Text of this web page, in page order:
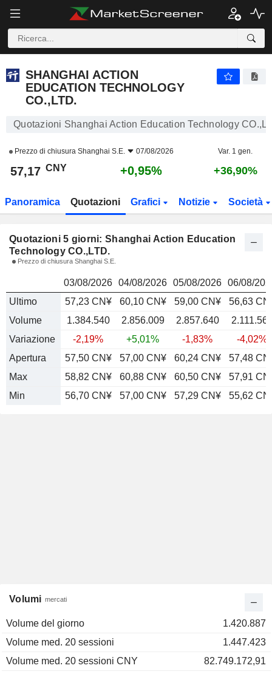
57,17
SHANGHAI ACTION
EDUCATION TECHNOLOGY
CO.,LTD.
Quotazioni Shanghai Action Education Technology
Prezzo di chiusura Shanghai S.E. 07/08/2026 Var. 1 gen.
57,17 CNY +0,95% +36,90%
Panoramica Quotazioni Grafici Notizie Società
Quotazioni 5 giorni: Shanghai Action Education
Technology CO.,LTD.
Prezzo di chiusura Shanghai S.E.
03/08/2026 04/08/2026 05/08/2026 06/08/
Ultimo
57,23 CN¥ 60,10 CN¥ 59,00 CN¥
56,63
Volume
1.384.540 2.856.009 2.857.640
Variazione
-2,19% +5,01% -1,83%
-4,02%
Apertura
57,50 CN¥ 57,00 CN¥ 60,24 CN¥
57,48
Max
58,82 CN¥ 60,88 CN¥ 60,50 CN¥
57,91
Min
56,70 CN¥ 57,00 CN¥ 57,29 CN¥ 55,62
Volumi mercati
Volume del giorno
1.420.887
Volume med. 20 sessioni
1.447.423
Volume med. 20 sessioni CNY
82.749.172,91